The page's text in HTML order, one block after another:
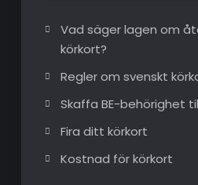
Vad säger lagen om
körkort?
Regler om svenskt
Skaffa BE-behörighet
Fira ditt körkort
Kostnad för körkort